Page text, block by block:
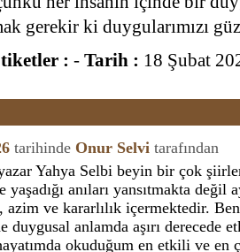
gerekir ki duygularımızı
: - Tarih : 18 Şubat
tarihinde Onur Selvi tarafından
Yahya Selbi beyin bir çok
yaşadığı anıları yansıtmakta değil
azim ve kararlılık içermektedir.
duygusal anlamda aşırı derecede
okuduğum en etkili ve en